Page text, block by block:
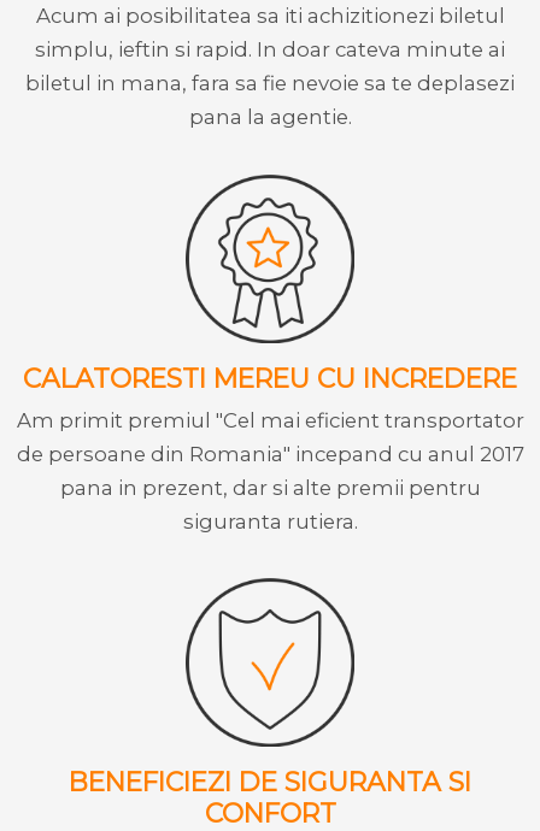
Acum ai posibilitatea sa iti achizitionezi biletul
simplu, ieftin si rapid. In doar cateva minute ai
biletul in mana, fara sa fie nevoie sa te deplasezi
pana la agentie.
CALATORESTI MEREU CU INCREDERE
Am primit premiul "Cel mai eficient transportator
de persoane din Romania" incepand cu anul 2017
pana in prezent, dar si alte premii pentru
siguranta rutiera.
BENEFICIEZI DE SIGURANTA SI
CONFORT